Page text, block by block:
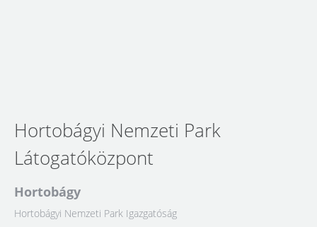
Hortobágyi Nemzeti Park
Látogatóközpont
Hortobágy
Hortobágyi Nemzeti Park Igazgatóság